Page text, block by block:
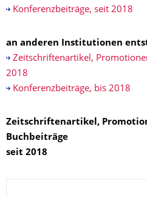
Konferenzbeiträge, seit 2018
an anderen Institutionen
Zeitschriftenartikel,
2018
Konferenzbeiträge, bis 2018
Zeitschriftenartikel,
Buchbeiträge
seit 2018